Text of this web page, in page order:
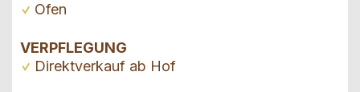
Ofen
VERPFLEGUNG
Direktverkauf ab Hof